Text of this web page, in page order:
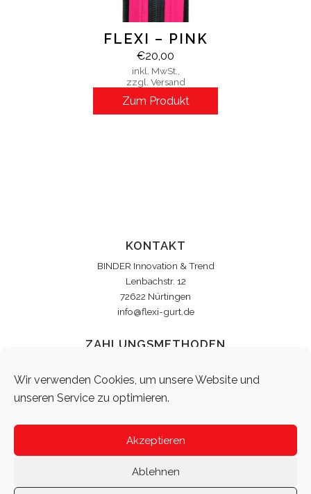
Wir verwenden Cookies, um unsere Website und
unseren Service zu optimieren.
Akzeptieren
Ablehnen
FLEXI – PINK
€20,00
inkl. MwSt.,
zzgl. Versand
Zum Produkt
KONTAKT
BINDER Innovation & Trend
Lenbachstr. 12
72622 Nürtingen
info@flexi-gurt.de
ZAHLUNGSMETHODEN
PayPal
Amazon Payments
verschlüsselt gespeichert. Ausführliche Informationen zum